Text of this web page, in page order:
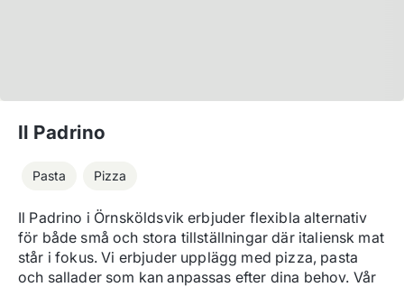
Il Padrino
Pasta Pizza
Il Padrino i Örnsköldsvik erbjuder flexibla alternativ
för både små och stora tillställningar där italiensk mat
står i fokus. Vi erbjuder upplägg med pizza, pasta
och sallader som kan anpassas efter dina behov. Vår